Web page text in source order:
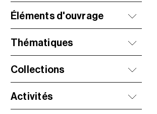
Éléments d'ouvrage
Thématiques
Collections
Activités
NOS NOUVEAUTÉS